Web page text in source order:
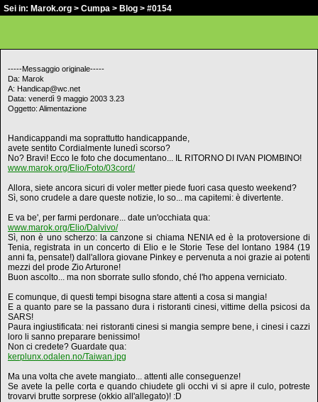
Sei in: Marok.org > Cumpa > Blog > #0154
-----Messaggio originale-----
Da: Marok
A: Handicap@wc.net
Data: venerdì 9 maggio 2003 3.23
Oggetto: Alimentazione
Handicappandi ma soprattutto handicappande,
avete sentito Cordialmente lunedì scorso?
No? Bravi! Ecco le foto che documentano... IL RITORNO DI IVAN PIOMBINO!
www.marok.org/Elio/Foto/03cord/
Allora, siete ancora sicuri di voler metter piede fuori casa questo weekend?
Sì, sono crudele a dare queste notizie, lo so... ma capitemi: è divertente.
E va be', per farmi perdonare... date un'occhiata qua:
www.marok.org/Elio/Dalvivo/
Sì, non è uno scherzo: la canzone si chiama NENIA ed è la protoversione di
Tenia, registrata in un concerto di Elio e le Storie Tese del lontano 1984 (19
anni fa, pensate!) dall'allora giovane Pinkey e pervenuta a noi grazie ai potenti
mezzi del prode Zio Arturone!
Buon ascolto... ma non sborrate sullo sfondo, ché l'ho appena verniciato.
E comunque, di questi tempi bisogna stare attenti a cosa si mangia!
E a quanto pare se la passano dura i ristoranti cinesi, vittime della psicosi da
SARS!
Paura ingiustificata: nei ristoranti cinesi si mangia sempre bene, i cinesi i cazzi
loro li sanno preparare benissimo!
Non ci credete? Guardate qua:
kerplunx.odalen.no/Taiwan.jpg
Ma una volta che avete mangiato... attenti alle conseguenze!
Se avete la pelle corta e quando chiudete gli occhi vi si apre il culo, potreste
trovarvi brutte sorprese (okkio all'allegato)! :D